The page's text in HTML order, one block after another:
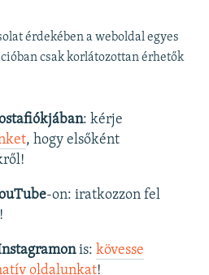
érdekében a weboldal egyes
csak korlátozottan érhetők
: kérje
, hogy elsőként
-on: iratkozzon fel
!
is: kövesse
oldalunkat! ​